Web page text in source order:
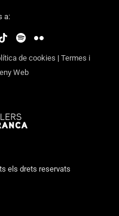
a:
de cookies | Termes i
Web
els drets reservats